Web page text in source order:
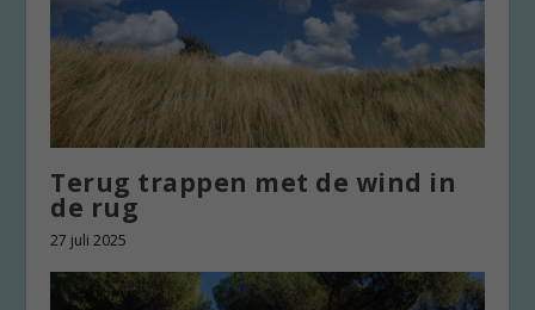
Terug trappen met de wind in
de rug
27 juli 2025